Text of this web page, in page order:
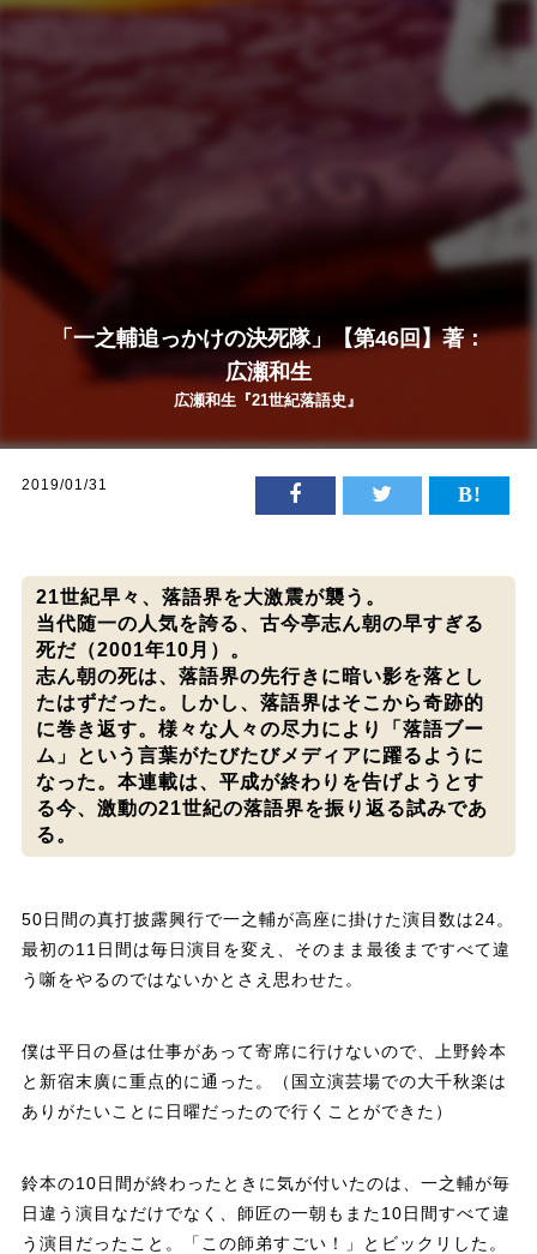
「一之輔追っかけの決死隊」【第46回】著：
広瀬和生
広瀬和生『21世紀落語史』
2019/01/31
21世紀早々、落語界を大激震が襲う。
当代随一の人気を誇る、古今亭志ん朝の早すぎる
死だ（2001年10月）。
志ん朝の死は、落語界の先行きに暗い影を落とし
たはずだった。しかし、落語界はそこから奇跡的
に巻き返す。様々な人々の尽力により「落語ブー
ム」という言葉がたびたびメディアに躍るように
なった。本連載は、平成が終わりを告げようとす
る今、激動の21世紀の落語界を振り返る試みであ
る。
50日間の真打披露興行で一之輔が高座に掛けた演目数は24。
最初の11日間は毎日演目を変え、そのまま最後まですべて違
う噺をやるのではないかとさえ思わせた。
僕は平日の昼は仕事があって寄席に行けないので、上野鈴本
と新宿末廣に重点的に通った。（国立演芸場での大千秋楽は
ありがたいことに日曜だったので行くことができた）
鈴本の10日間が終わったときに気が付いたのは、一之輔が毎
日違う演目なだけでなく、師匠の一朝もまた10日間すべて違
う演目だったこと。「この師弟すごい！」とビックリした。